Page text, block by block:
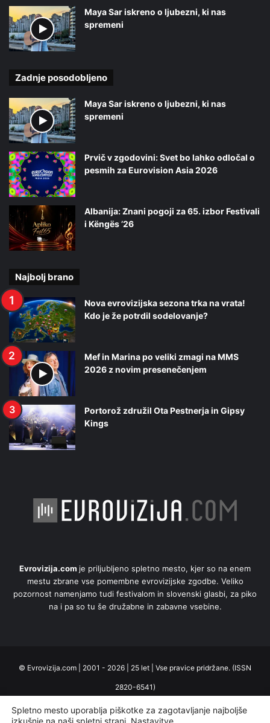
Maya Sar iskreno o ljubezni, ki nas
spremeni
Zadnje posodobljeno
Maya Sar iskreno o ljubezni, ki nas
spremeni
Prvič v zgodovini: Svet bo lahko odločal o
pesmih za Eurovision Asia 2026
Albanija: Znani pogoji za 65. izbor Festivali
i Këngës ’26
Najbolj brano
Nova evrovizijska sezona trka na vrata!
Kdo je že potrdil sodelovanje?
Mef in Marina po veliki zmagi na MMS
2026 z novim presenečenjem
Portorož združil Ota Pestnerja in Gipsy
Kings
Evrovizija.com je priljubljeno spletno mesto, kjer so na enem
mestu zbrane vse pomembne evrovizijske zgodbe. Veliko
pozornost namenjamo tudi festivalom in slovenski glasbi, za piko
na i pa so tu še družabne in zabavne vsebine.
© Evrovizija.com | 2001 - 2026 | 25 let | Vse pravice pridržane. (ISSN
2820-6541)
Domov Uredništvo Oglaševanje Piškotki Zasebnost
Spletno mesto uporablja piškotke za zagotavljanje najboljše
izkušnje na naši spletni strani. Nastavitve